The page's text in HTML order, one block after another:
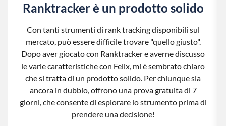
Ranktracker è un prodotto solido
Con tanti strumenti di rank tracking disponibili sul
mercato, può essere difficile trovare "quello giusto".
Dopo aver giocato con Ranktracker e averne discusso
le varie caratteristiche con Felix, mi è sembrato chiaro
che si tratta di un prodotto solido. Per chiunque sia
ancora in dubbio, offrono una prova gratuita di 7
giorni, che consente di esplorare lo strumento prima di
prendere una decisione!